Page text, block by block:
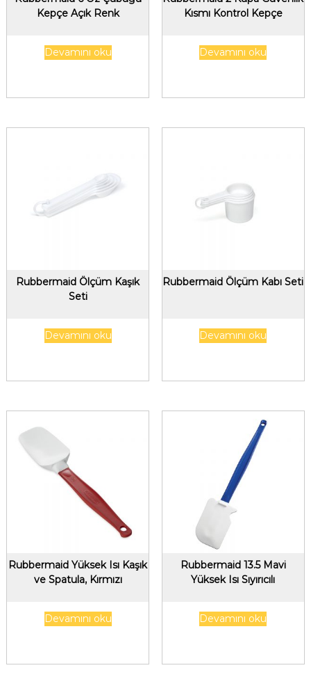
Kepçe Açık Renk
Devamını oku
Kısmı Kontrol Kepçe
Devamını oku
Rubbermaid Ölçüm Kaşık
Seti
Devamını oku
Rubbermaid Ölçüm Kabı Seti
Devamını oku
Rubbermaid Yüksek Isı Kaşık
ve Spatula, Kırmızı
Devamını oku
Rubbermaid 13.5 Mavi
Yüksek Isı Sıyırıcılı
Devamını oku